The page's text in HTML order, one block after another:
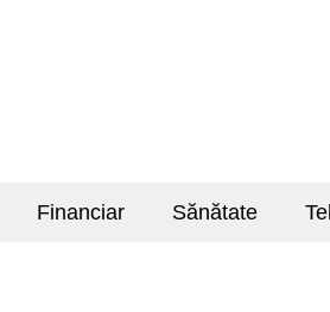
Financiar Sănătate